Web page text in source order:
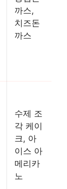
까스,
치즈돈
까스
수제 조
각 케이
크, 아
이스 아
메리카
노